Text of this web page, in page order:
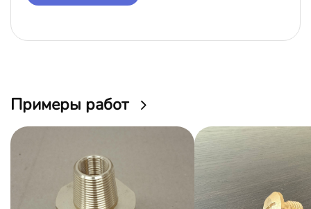
Примеры работ